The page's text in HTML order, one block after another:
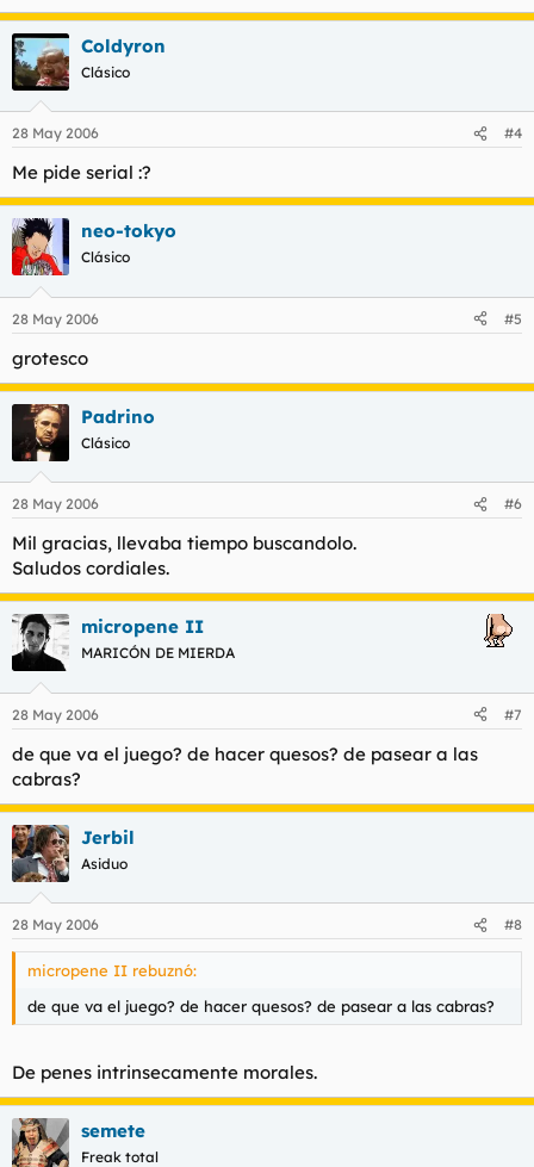
Coldyron
Clásico
28 May 2006 #4
Me pide serial :?
neo-tokyo
Clásico
28 May 2006 #5
grotesco
Padrino
Clásico
28 May 2006 #6
Mil gracias, llevaba tiempo buscandolo.
Saludos cordiales.
micropene II
MARICÓN DE MIERDA
28 May 2006 #7
de que va el juego? de hacer quesos? de pasear a las
cabras?
Jerbil
Asiduo
28 May 2006 #8
micropene II rebuznó:
de que va el juego? de hacer quesos? de pasear a las cabras?
De penes intrinsecamente morales.
semete
Freak total